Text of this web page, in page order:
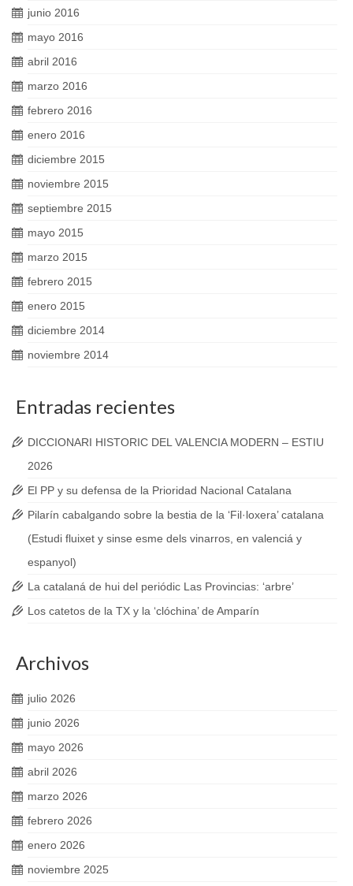
junio 2016
mayo 2016
abril 2016
marzo 2016
febrero 2016
enero 2016
diciembre 2015
noviembre 2015
septiembre 2015
mayo 2015
marzo 2015
febrero 2015
enero 2015
diciembre 2014
noviembre 2014
Entradas recientes
DICCIONARI HISTORIC DEL VALENCIA MODERN – ESTIU
2026
El PP y su defensa de la Prioridad Nacional Catalana
Pilarín cabalgando sobre la bestia de la ‘Fil·loxera’ catalana
(Estudi fluixet y sinse esme dels vinarros, en valenciá y
espanyol)
La catalaná de hui del periódic Las Provincias: ‘arbre’
Los catetos de la TX y la ‘clóchina’ de Amparín
Archivos
julio 2026
junio 2026
mayo 2026
abril 2026
marzo 2026
febrero 2026
enero 2026
noviembre 2025